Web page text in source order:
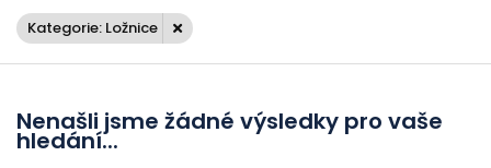
Kategorie: Ložnice
Nenašli jsme žádné výsledky pro vaše
hledání...